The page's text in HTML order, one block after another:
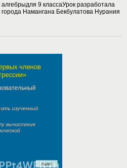
9 классаУрок разработала
Намангана Бекбулатова Нурания